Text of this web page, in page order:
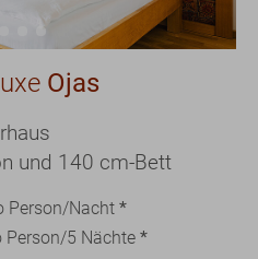
Ojas
und 140 cm-Bett
Person/Nacht *
Person/5 Nächte *